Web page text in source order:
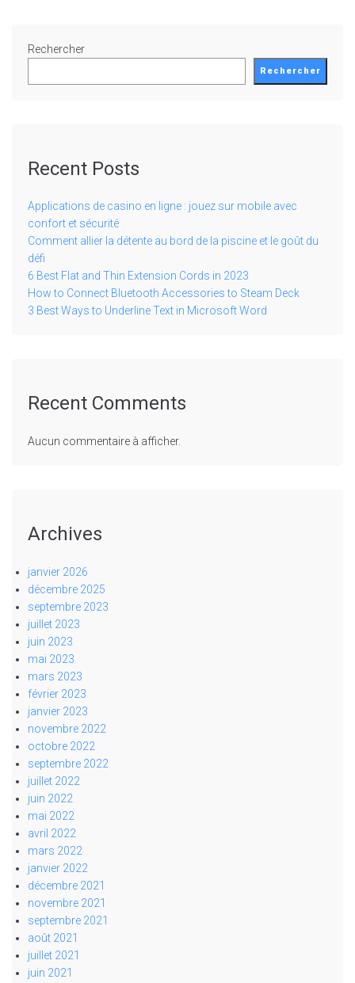
Rechercher
Rechercher
Recent Posts
Applications de casino en ligne : jouez sur mobile avec
confort et sécurité
Comment allier la détente au bord de la piscine et le goût du
défi
6 Best Flat and Thin Extension Cords in 2023
How to Connect Bluetooth Accessories to Steam Deck
3 Best Ways to Underline Text in Microsoft Word
Recent Comments
Aucun commentaire à afficher.
Archives
janvier 2026
décembre 2025
septembre 2023
juillet 2023
juin 2023
mai 2023
mars 2023
février 2023
janvier 2023
novembre 2022
octobre 2022
septembre 2022
juillet 2022
juin 2022
mai 2022
avril 2022
mars 2022
janvier 2022
décembre 2021
novembre 2021
septembre 2021
août 2021
juillet 2021
juin 2021